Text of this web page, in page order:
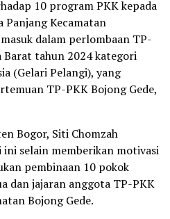
10 program PKK kepada
Panjang Kecamatan
dalam perlombaan TP-
Barat tahun 2024 kategori
(Gelari Pelangi), yang
TP-PKK Bojong Gede,
Bogor, Siti Chomzah
ini selain memberikan motivasi
pembinaan 10 pokok
dan jajaran anggota TP-PKK
Bojong Gede.